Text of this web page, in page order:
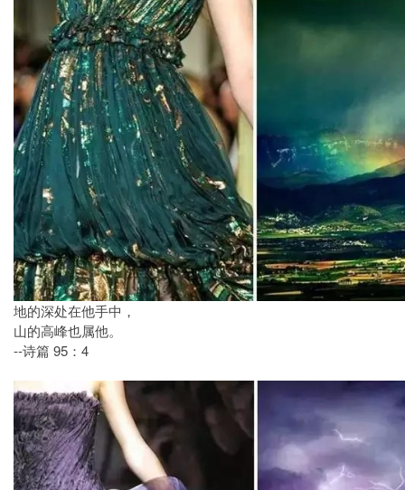
地的深处在他手中，
山的高峰也属他。
--诗篇 95：4